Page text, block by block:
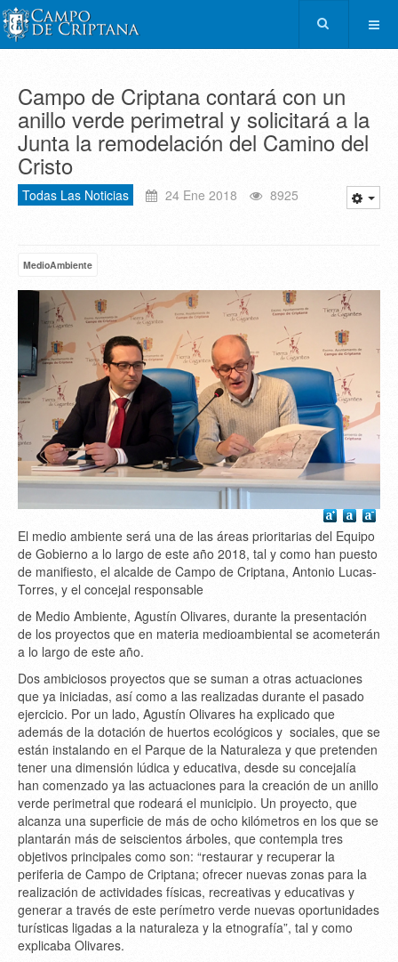
Campo de Criptana contará con un
anillo verde perimetral y solicitará a la
Junta la remodelación del Camino del
Cristo
Todas Las Noticias 24 Ene 2018 8925
MedioAmbiente
El medio ambiente será una de las áreas prioritarias del Equipo
de Gobierno a lo largo de este año 2018, tal y como han puesto
de manifiesto, el alcalde de Campo de Criptana, Antonio Lucas-
Torres, y el concejal responsable
de Medio Ambiente, Agustín Olivares, durante la presentación
de los proyectos que en materia medioambiental se acometerán
a lo largo de este año.
Dos ambiciosos proyectos que se suman a otras actuaciones
que ya iniciadas, así como a las realizadas durante el pasado
ejercicio. Por un lado, Agustín Olivares ha explicado que
además de la dotación de huertos ecológicos y sociales, que se
están instalando en el Parque de la Naturaleza y que pretenden
tener una dimensión lúdica y educativa, desde su concejalía
han comenzado ya las actuaciones para la creación de un anillo
verde perimetral que rodeará el municipio. Un proyecto, que
alcanza una superficie de más de ocho kilómetros en los que se
plantarán más de seiscientos árboles, que contempla tres
objetivos principales como son: “restaurar y recuperar la
periferia de Campo de Criptana; ofrecer nuevas zonas para la
realización de actividades físicas, recreativas y educativas y
generar a través de este perímetro verde nuevas oportunidades
turísticas ligadas a la naturaleza y la etnografía”, tal y como
explicaba Olivares.